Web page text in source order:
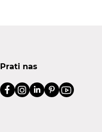
Prati nas